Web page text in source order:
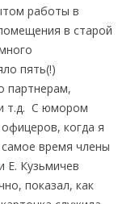
работы в
в старой
пять(!)
партнерам,
т.д. С юмором
когда я
время члены
Е. Кузьмичев
показал, как